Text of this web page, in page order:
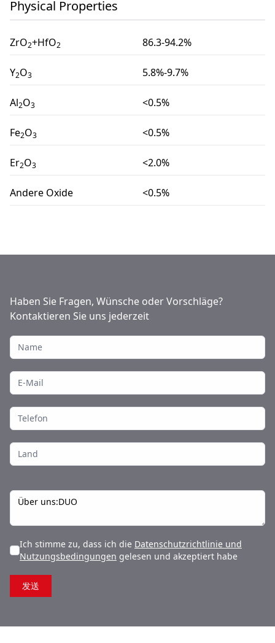
Physical Properties
ZrO2+HfO2 86.3-94.2%
Y2O3 5.8%-9.7%
Al2O3 <0.5%
Fe2O3 <0.5%
Er2O3 <2.0%
Andere Oxide <0.5%
Haben Sie Fragen, Wünsche oder Vorschläge?
Kontaktieren Sie uns jederzeit
Ich stimme zu, dass ich die Datenschutzrichtlinie und
Nutzungsbedingungen gelesen und akzeptiert habe